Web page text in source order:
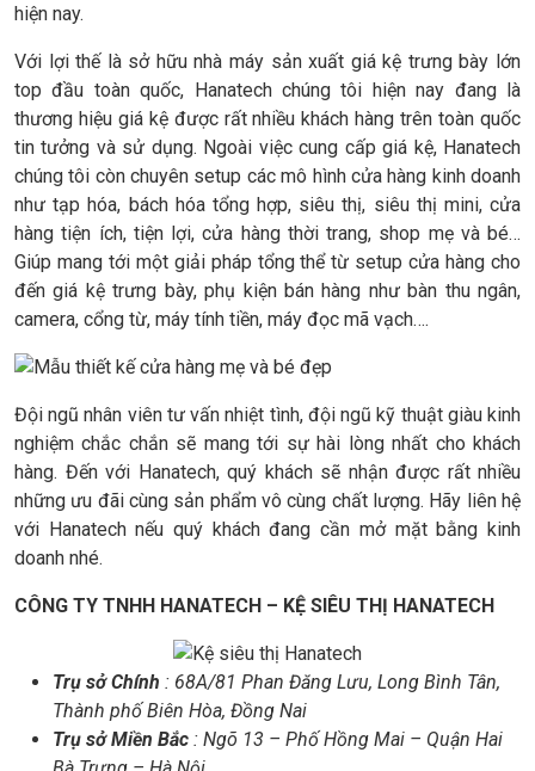
hiện nay.
Với lợi thế là sở hữu nhà máy sản xuất giá kệ trưng bày lớn
top đầu toàn quốc, Hanatech chúng tôi hiện nay đang là
thương hiệu giá kệ được rất nhiều khách hàng trên toàn quốc
tin tưởng và sử dụng. Ngoài việc cung cấp giá kệ, Hanatech
chúng tôi còn chuyên setup các mô hình cửa hàng kinh doanh
như tạp hóa, bách hóa tổng hợp, siêu thị, siêu thị mini, cửa
hàng tiện ích, tiện lợi, cửa hàng thời trang, shop mẹ và bé…
Giúp mang tới một giải pháp tổng thể từ setup cửa hàng cho
đến giá kệ trưng bày, phụ kiện bán hàng như bàn thu ngân,
camera, cổng từ, máy tính tiền, máy đọc mã vạch….
Đội ngũ nhân viên tư vấn nhiệt tình, đội ngũ kỹ thuật giàu kinh
nghiệm chắc chắn sẽ mang tới sự hài lòng nhất cho khách
hàng. Đến với Hanatech, quý khách sẽ nhận được rất nhiều
những ưu đãi cùng sản phẩm vô cùng chất lượng. Hãy liên hệ
với Hanatech nếu quý khách đang cần mở mặt bằng kinh
doanh nhé.
CÔNG TY TNHH HANATECH – KỆ SIÊU THỊ HANATECH
Trụ sở Chính : 68A/81 Phan Đăng Lưu, Long Bình Tân,
Thành phố Biên Hòa, Đồng Nai
Trụ sở Miền Bắc : Ngõ 13 – Phố Hồng Mai – Quận Hai